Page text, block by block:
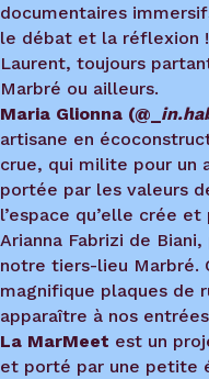
documentaires
le débat et la réflexion
Laurent, toujours
Marbré ou ailleurs.
Maria Glionna (@_
artisane en
crue, qui milite pour un
portée par les valeurs
l’espace qu’elle crée
Arianna Fabrizi de
notre tiers-lieu Marbré.
magnifique plaques de
apparaître à nos
La MarMeet est un
et porté par une petite